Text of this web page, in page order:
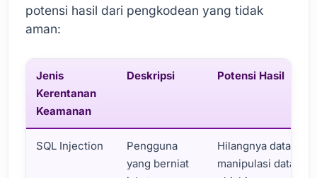
potensi hasil dari pengkodean yang tidak
aman:
Jenis
Kerentanan
Keamanan
Deskripsi Potensi Hasil
SQL Injection
Pengguna
yang berniat
Hilangnya data,
manipulasi data,